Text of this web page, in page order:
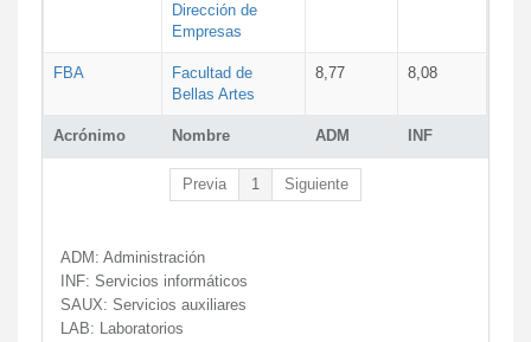
Acrónimo Nombre ADM INF
Dirección de
Empresas
FBA
Facultad de
Bellas Artes
8,77 8,08
Previa 1 Siguiente
ADM: Administración
INF: Servicios informáticos
SAUX: Servicios auxiliares
LAB: Laboratorios